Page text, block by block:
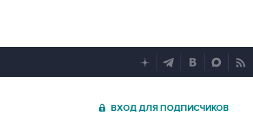
ВХОД ДЛЯ ПОДПИСЧИКОВ